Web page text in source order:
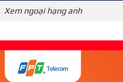
Xem ngoại hạng anh